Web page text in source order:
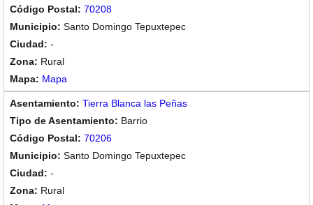
70208
Santo Domingo Tepuxtepec
-
Rural
Mapa
Tierra Blanca las Peñas
Barrio
70206
Santo Domingo Tepuxtepec
-
Rural